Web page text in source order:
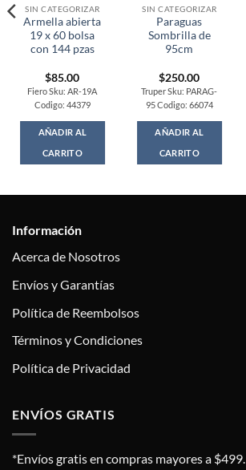
SIN CATEGORIZAR
Armella abierta
19 x 60 bolsa
con 144 pzas
$85.00
Fiero Sku: AR-19A
Codigo: 44379
AÑADIR AL
CARRITO
SIN CATEGORIZAR
Paraguas
Sombrilla de
95cm
$250.00
Truper Sku: PARAG-
95 Codigo: 66074
AÑADIR AL
CARRITO
Información
Acerca de Nosotros
Envíos y Garantías
Política de Reembolsos
Términos y Condiciones
Política de Privacidad
ENVÍOS GRATIS
*Envíos gratis en compras mayores a $499.